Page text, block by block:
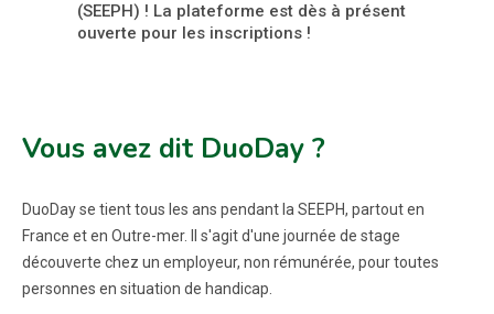
(SEEPH) ! La plateforme est dès à présent
ouverte pour les inscriptions !
Vous avez dit DuoDay ?
DuoDay se tient tous les ans pendant la SEEPH, partout en
France et en Outre-mer. Il s'agit d'une journée de stage
découverte chez un employeur, non rémunérée, pour toutes
personnes en situation de handicap.